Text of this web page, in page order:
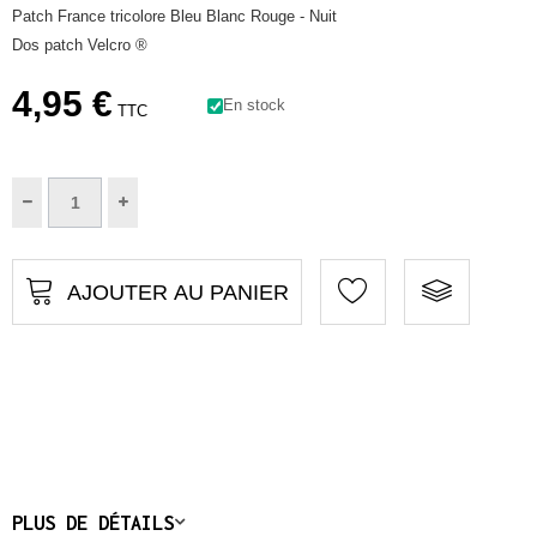
Patch France tricolore Bleu Blanc Rouge - Nuit
Dos patch Velcro ®
4,95 € TTC En stock
AJOUTER AU PANIER
PLUS DE DÉTAILS